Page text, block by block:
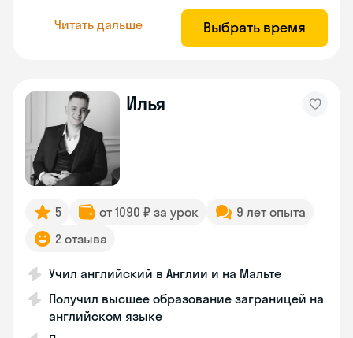
Читать дальше Выбрать время
Илья
5 от 1090 ₽ за урок
9 лет опыта
2 отзыва
Учил английский в Англии и на Мальте
Получил высшее образование заграницей на
английском языке